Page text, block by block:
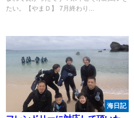
たい。【やまＤ】 7月終わり...
海日記